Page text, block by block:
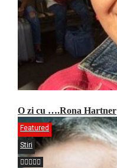
O zi cu ….Rona Hartner
Featured
Stiri